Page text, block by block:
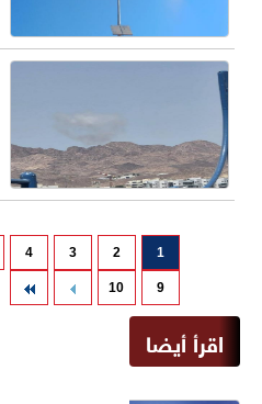
1
2
3
4
9
10
اقرأ أيضا